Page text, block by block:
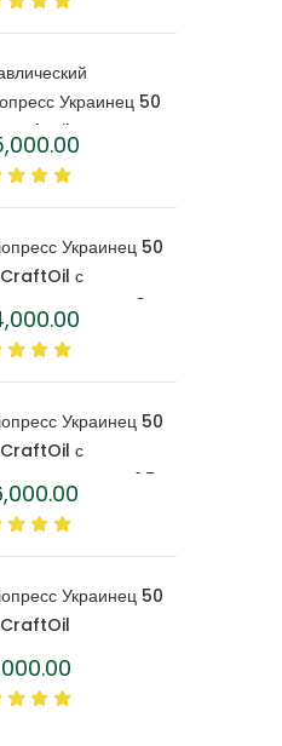
Украинец 50
с
бочкой 4
Украинец 50
CraftOil с
бочкой 3
Украинец 50
CraftOil с
бочкой 1,5
Украинец 50
CraftOil